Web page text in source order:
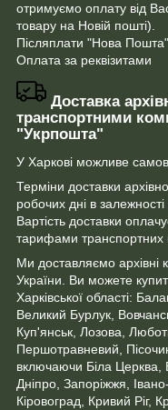
отримуємо оплату від
товару на Новій пошті).
Післяплати "Нова Пошта"
Оплата за реквізитами
Доставка
транспортними
"Укрпошта"
У Харкові можливе
Терміни доставки
робочих дні в залежності
Вартість доставки
тарифами транспортних
Ми доставляємо архівні
України. Ви можете
Харківської області:
Великий Бурлук,
Куп'янськ, Лозова,
Першотравневий, Пісочин
включаючи Біла Церква,
Дніпро, Запоріжжя,
Кіровоград, Кривий Ріг,